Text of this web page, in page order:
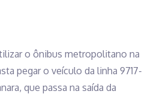
o ônibus metropolitano na
pegar o veículo da linha 9717-
que passa na saída da